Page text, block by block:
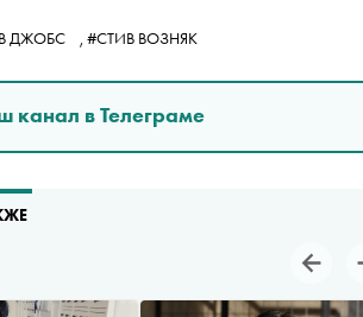
ДЖОБС , #СТИВ ВОЗНЯК
канал в Телеграме